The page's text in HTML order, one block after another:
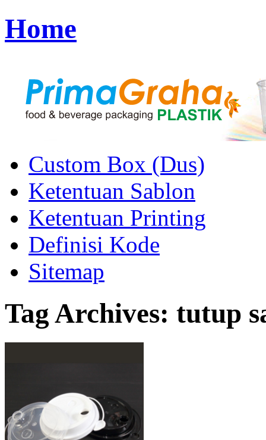
Home
Custom Box (Dus)
Ketentuan Sablon
Ketentuan Printing
Definisi Kode
Sitemap
Tag Archives: tutup